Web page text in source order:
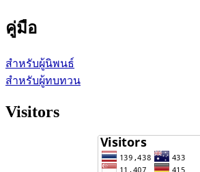
คู่มือ
สำหรับผู้นิพนธ์
สำหรับผู้ทบทวน
Visitors